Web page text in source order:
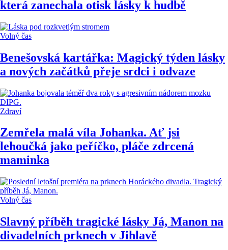
která zanechala otisk lásky k hudbě
Volný čas
Benešovská kartářka: Magický týden lásky
a nových začátků přeje srdci i odvaze
Zdraví
Zemřela malá víla Johanka. Ať jsi
lehoučká jako peříčko, pláče zdrcená
maminka
Volný čas
Slavný příběh tragické lásky Já, Manon na
divadelních prknech v Jihlavě